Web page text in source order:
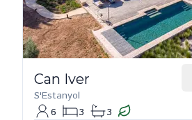
Can Iver
S'Estanyol
6
3 3